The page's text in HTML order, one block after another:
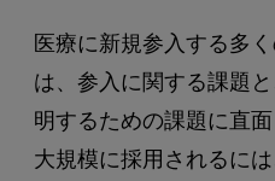
医療に新規参入する多
は、参入に関する課題
明するための課題に直
大規模に採用されるに